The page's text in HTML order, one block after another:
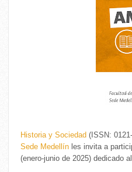
Historia y Sociedad (ISSN:
Sede Medellín les invita a
(enero-junio de 2025) dedicado